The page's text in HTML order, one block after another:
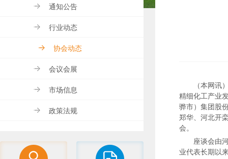
通知公告
行业动态
协会动态
会议会展
市场信息
政策法规
（本网
精细化工产业
骅市）集团股
郑华、河北开
会。
座谈会由
业代表长期以